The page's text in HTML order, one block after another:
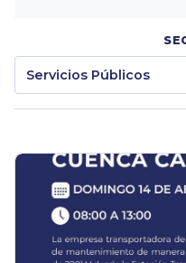
Servicios Públicos